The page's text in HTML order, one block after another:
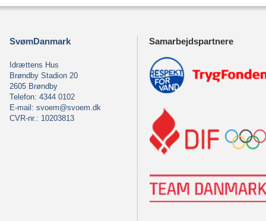
SvømDanmark
Idrættens Hus
Brøndby Stadion 20
2605 Brøndby
Telefon: 4344 0102
E-mail: svoem@svoem.dk
CVR-nr.: 10203813
Samarbejdspartnere